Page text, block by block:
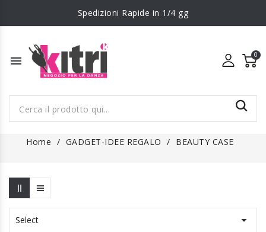
Spedizioni Rapide in 1/4 gg
menu
BEAUTY CASE
Home GADGET-IDEE REGALO BEAUTY CASE
Select 